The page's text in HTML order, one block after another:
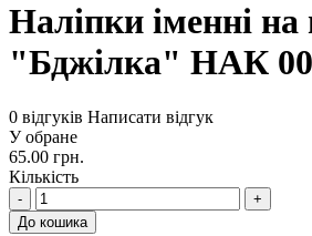
Наліпки іменні
"Бджілка" НАК
0 відгуків Написати відгук
У обране
65.00 грн.
Кількість
-
+
До кошика